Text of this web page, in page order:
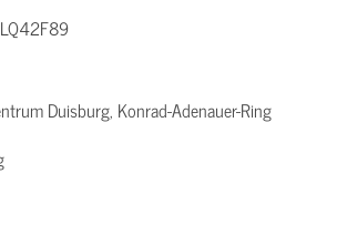
Duisburg, Konrad-Adenauer-Ring